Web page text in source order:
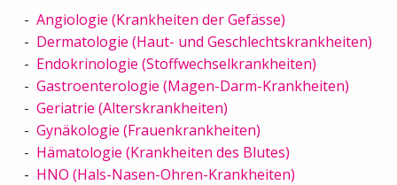
Angiologie (Krankheiten der Gefässe)
Dermatologie (Haut- und Geschlechtskrankheiten)
Endokrinologie (Stoffwechselkrankheiten)
Gastroenterologie (Magen-Darm-Krankheiten)
Geriatrie (Alterskrankheiten)
Gynäkologie (Frauenkrankheiten)
Hämatologie (Krankheiten des Blutes)
HNO (Hals-Nasen-Ohren-Krankheiten)